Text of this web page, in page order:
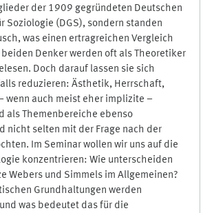
der 1909 gegründeten Deutschen
Soziologie (DGS), sondern standen
was einen ertragreichen Vergleich
Denker werden oft als Theoretiker
Doch darauf lassen sie sich
reduzieren: Ästhetik, Herrschaft,
wenn auch meist eher implizite –
als Themenbereiche ebenso
nicht selten mit der Frage nach der
Im Seminar wollen wir uns auf die
konzentrieren: Wie unterscheiden
Webers und Simmels im Allgemeinen?
Grundhaltungen werden
was bedeutet das für die